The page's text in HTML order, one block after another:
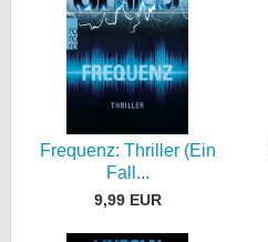
Frequenz: Thriller (Ein
Fall...
9,99 EUR